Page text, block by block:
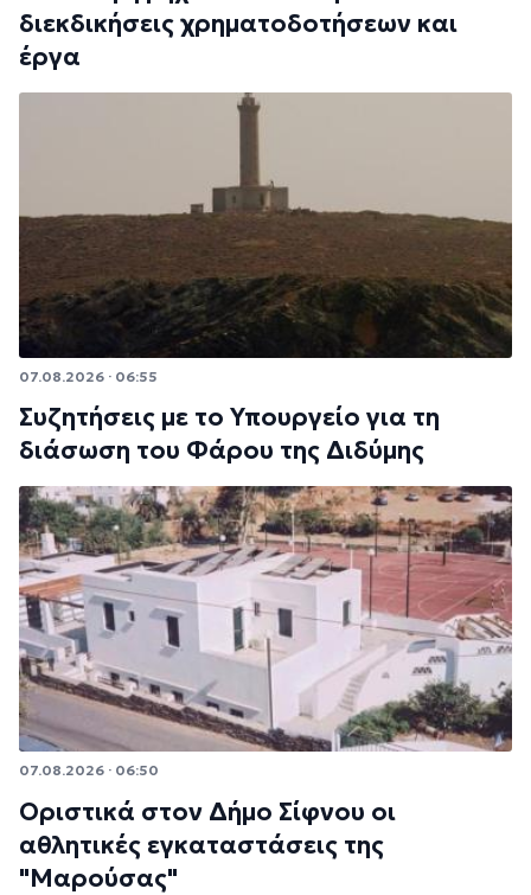
διεκδικήσεις χρηματοδοτήσεων και
έργα
07.08.2026 · 06:55
Συζητήσεις με το Υπουργείο για τη
διάσωση του Φάρου της Διδύμης
07.08.2026 · 06:50
Οριστικά στον Δήμο Σίφνου οι
αθλητικές εγκαταστάσεις της
"Μαρούσας"